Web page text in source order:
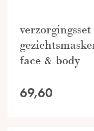
face & body
69,60